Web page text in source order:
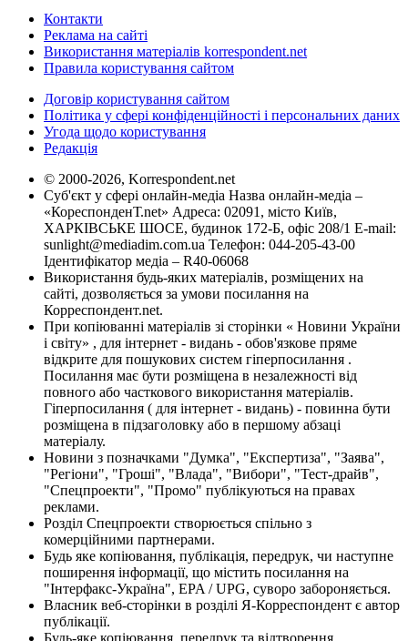
Контакти
Реклама на сайті
Використання матеріалів korrespondent.net
Правила користування сайтом
Договір користування сайтом
Політика у сфері конфіденційності і персональних даних
Угода щодо користування
Редакція
© 2000-2026, Korrespondent.net
Суб'єкт у сфері онлайн-медіа Назва онлайн-медіа –
«КореспонденТ.net» Адреса: 02091, місто Київ,
ХАРКІВСЬКЕ ШОСЕ, будинок 172-Б, офіс 208/1 E-mail:
sunlight@mediadim.com.ua Телефон: 044-205-43-00
Ідентифікатор медіа – R40-06068
Використання будь-яких матеріалів, розміщених на
сайті, дозволяється за умови посилання на
Корреспондент.net.
При копіюванні матеріалів зі сторінки « Новини України
і світу» , для інтернет - видань - обов'язкове пряме
відкрите для пошукових систем гіперпосилання .
Посилання має бути розміщена в незалежності від
повного або часткового використання матеріалів.
Гіперпосилання ( для інтернет - видань) - повинна бути
розміщена в підзаголовку або в першому абзаці
матеріалу.
Новини з позначками "Думка", "Експертиза", "Заява",
"Регіони", "Гроші", "Влада", "Вибори", "Тест-драйв",
"Спецпроекти", "Промо" публікуються на правах
реклами.
Розділ Спецпроекти створюється спільно з
комерційними партнерами.
Будь яке копіювання, публікація, передрук, чи наступне
поширення інформації, що містить посилання на
"Інтерфакс-Україна", EPA / UPG, суворо забороняється.
Власник веб-сторінки в розділі Я-Корреспондент є автор
публікації.